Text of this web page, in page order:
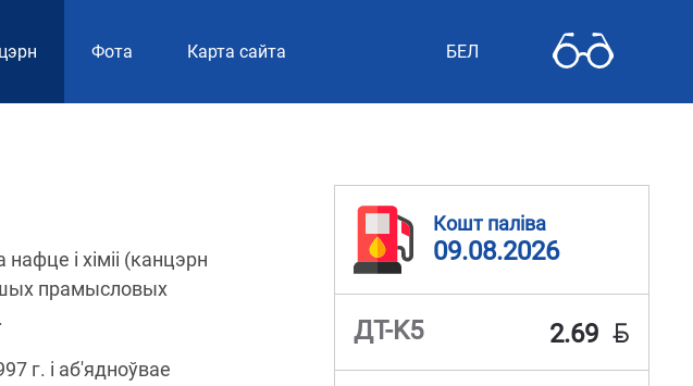
Фотa Карта сайта БЕЛ
і хіміі (канцэрн
прамысловых
г. і аб'ядноўвае
Кошт паліва
09.08.2026
ДТ-K5 2.69 BYN